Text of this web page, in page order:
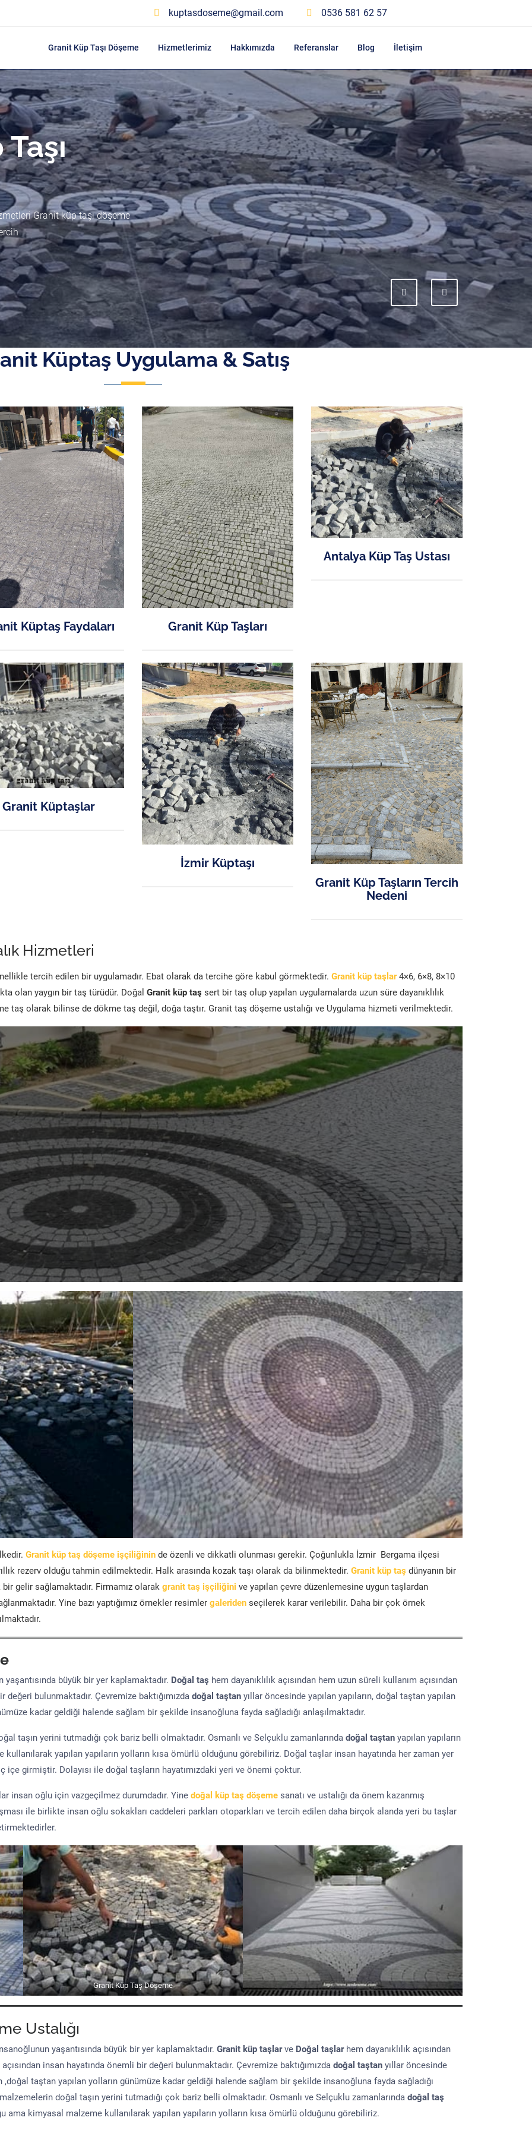
kuptasdoseme@gmail.com 0536 581 62 57
Granit Küp Taşı Döşeme Hizmetlerimiz Hakkımızda Referanslar Blog İletişim
Granit küp taşı döşeme
Previous Next
Küptaş Uygulama & Satış
Küptaş Faydaları Granit Küp Taşları
Antalya Küp Taş Ustası
Granit Küptaşlar
İzmir Küptaşı
Granit Küp Taşların Tercih
Nedeni
Hizmetleri
tercih edilen bir uygulamadır. Ebat olarak da tercihe göre kabul görmektedir. Granit küp taşlar 4×6, 6×8, 8×10
olan yaygın bir taş türüdür. Doğal Granit küp taş sert bir taş olup yapılan uygulamalarda uzun süre dayanıklılık
taş olarak bilinse de dökme taş değil, doğa taştır. Granit taş döşeme ustalığı ve Uygulama hizmeti verilmektedir.
Granit küp taş döşeme işçiliğinin de özenli ve dikkatli olunması gerekir. Çoğunlukla İzmir Bergama ilçesi
rezerv olduğu tahmin edilmektedir. Halk arasında kozak taşı olarak da bilinmektedir. Granit küp taş dünyanın bir
gelir sağlamaktadır. Firmamız olarak granit taş işçiliğini ve yapılan çevre düzenlemesine uygun taşlardan
Yine bazı yaptığımız örnekler resimler galeriden seçilerek karar verilebilir. Daha bir çok örnek
büyük bir yer kaplamaktadır. Doğal taş hem dayanıklılık açısından hem uzun süreli kullanım açısından
değeri bulunmaktadır. Çevremize baktığımızda doğal taştan yıllar öncesinde yapılan yapıların, doğal taştan yapılan
kadar geldiği halende sağlam bir şekilde insanoğluna fayda sağladığı anlaşılmaktadır.
taşın yerini tutmadığı çok bariz belli olmaktadır. Osmanlı ve Selçuklu zamanlarında doğal taştan yapılan yapıların
yapılan yapıların yolların kısa ömürlü olduğunu görebiliriz. Doğal taşlar insan hayatında her zaman yer
girmiştir. Dolayısı ile doğal taşların hayatımızdaki yeri ve önemi çoktur.
insan oğlu için vazgeçilmez durumdadır. Yine doğal küp taş döşeme sanatı ve ustalığı da önem kazanmış
ile birlikte insan oğlu sokakları caddeleri parkları otoparkları ve tercih edilen daha birçok alanda yeri bu taşlar
Granit Küp Taş Döşeme
Ustalığı
yaşantısında büyük bir yer kaplamaktadır. Granit küp taşlarve Doğal taşlar hem dayanıklılık açısından
insan hayatında önemli bir değeri bulunmaktadır. Çevremize baktığımızda doğal taştan yıllar öncesinde
,doğal taştan yapılan yolların günümüze kadar geldiği halende sağlam bir şekilde insanoğluna fayda sağladığı
doğal taşın yerini tutmadığı çok bariz belli olmaktadır. Osmanlı ve Selçuklu zamanlarında doğal taş
ama kimyasal malzeme kullanılarak yapılan yapıların yolların kısa ömürlü olduğunu görebiliriz.